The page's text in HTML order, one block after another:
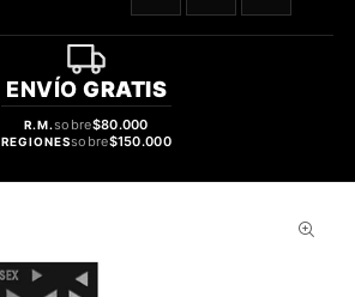
ENVÍO GRATIS
R.M.sobre$80.000
REGIONESsobre$150.000